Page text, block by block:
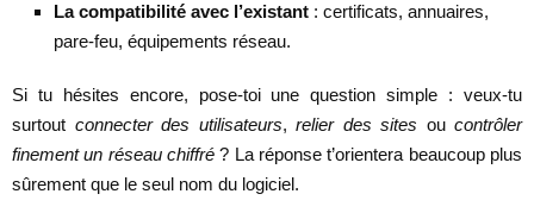
La compatibilité avec l’existant : certificats, annuaires,
pare-feu, équipements réseau.
Si tu hésites encore, pose-toi une question simple : veux-tu
surtout connecter des utilisateurs, relier des sites ou contrôler
finement un réseau chiffré ? La réponse t’orientera beaucoup plus
sûrement que le seul nom du logiciel.